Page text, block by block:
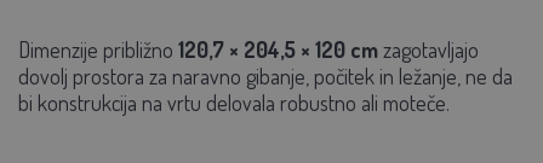
Dimenzije približno 120,7 × 204,5 × 120 cmzagotavljajo
dovolj prostora za naravno gibanje, počitek in ležanje, ne da
bi konstrukcija na vrtu delovala robustno ali moteče.